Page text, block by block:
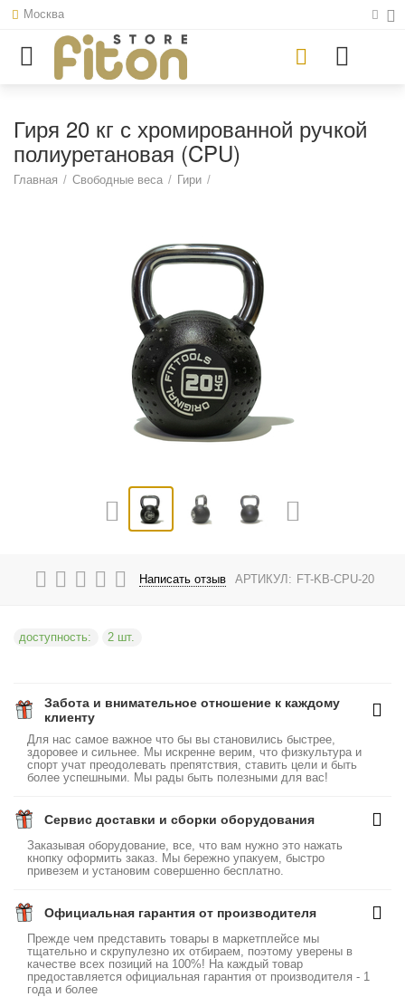
Москва
Гиря 20 кг с хромированной ручкой
полиуретановая (CPU)
Главная / Свободные веса / Гири /
Написать отзыв АРТИКУЛ: FT-KB-CPU-20
доступность: 2 шт.
Забота и внимательное отношение к каждому
клиенту
Для нас самое важное что бы вы становились быстрее,
здоровее и сильнее. Мы искренне верим, что физкультура и
спорт учат преодолевать препятствия, ставить цели и быть
более успешными. Мы рады быть полезными для вас!
Сервис доставки и сборки оборудования
Заказывая оборудование, все, что вам нужно это нажать
кнопку оформить заказ. Мы бережно упакуем, быстро
привезем и установим совершенно бесплатно.
Официальная гарантия от производителя
Прежде чем представить товары в маркетплейсе мы
тщательно и скрупулезно их отбираем, поэтому уверены в
качестве всех позиций на 100%! На каждый товар
предоставляется официальная гарантия от производителя - 1
года и более